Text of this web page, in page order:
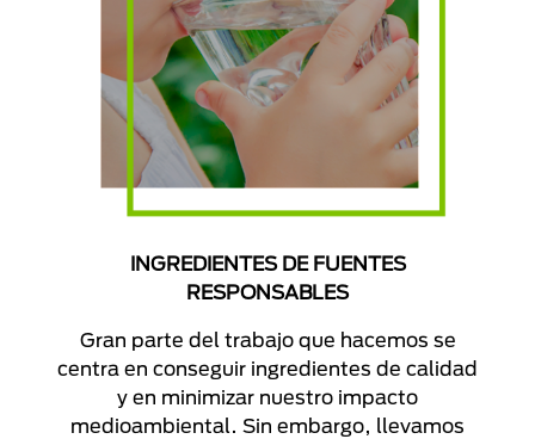
INGREDIENTES DE FUENTES
RESPONSABLES
Gran parte del trabajo que hacemos se
centra en conseguir ingredientes de calidad
y en minimizar nuestro impacto
medioambiental. Sin embargo, llevamos